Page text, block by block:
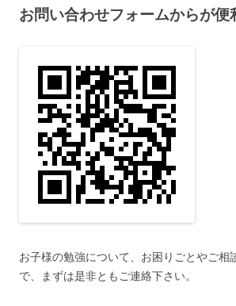
お問い合わせフォームからが便
お子様の勉強について、お困りごとやご相
で、まずは是非ともご連絡下さい。